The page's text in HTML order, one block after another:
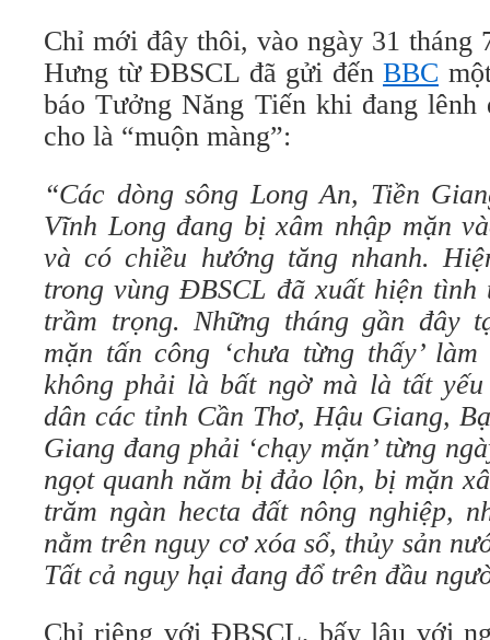
Chỉ mới đây thôi, vào ngày 31 tháng
Hưng từ ĐBSCL đã gửi đến BBC
báo Tưởng Năng Tiến khi đang lênh
cho là “muộn màng”:
“Các dòng sông Long An, Tiền
Vĩnh Long đang bị xâm nhập mặn
và có chiều hướng tăng nhanh.
trong vùng ĐBSCL đã xuất hiện
trầm trọng. Những tháng gần đây
mặn tấn công ‘chưa từng thấy’ làm
không phải là bất ngờ mà là tất
dân các tỉnh Cần Thơ, Hậu Giang,
Giang đang phải ‘chạy mặn’ từng
ngọt quanh năm bị đảo lộn, bị mặn
trăm ngàn hecta đất nông nghiệp,
nằm trên nguy cơ xóa sổ, thủy sản
Tất cả nguy hại đang đổ trên đầu
Chỉ riêng với ĐBSCL, bấy lâu với